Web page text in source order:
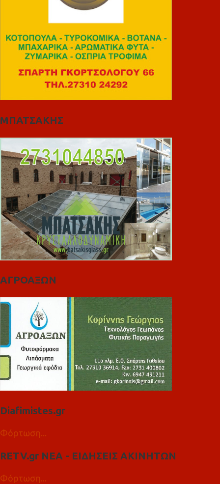
ΜΠΑΤΣΑΚΗΣ
ΑΓΡΟΑΞΩΝ
Diafimistes.gr
Φόρτωση...
RETV.gr ΝΕΑ - ΕΙΔΗΣΕΙΣ ΑΚΙΝΗΤΩΝ
Φόρτωση...